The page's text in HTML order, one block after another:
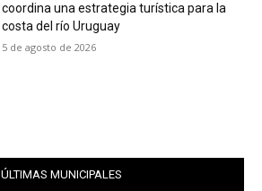
coordina una estrategia turística para la
costa del río Uruguay
5 de agosto de 2026
ÚLTIMAS MUNICIPALES